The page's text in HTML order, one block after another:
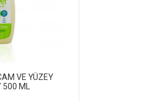
VE YÜZEY
ML